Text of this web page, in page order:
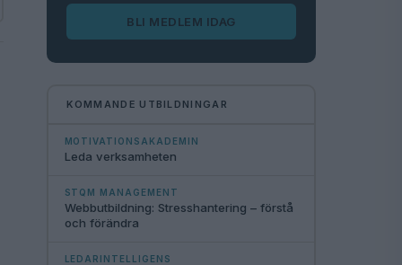
BLI MEDLEM IDAG
KOMMANDE UTBILDNINGAR
MOTIVATIONSAKADEMIN
Leda verksamheten
STQM MANAGEMENT
Webbutbildning: Stresshantering – förstå
och förändra
LEDARINTELLIGENS